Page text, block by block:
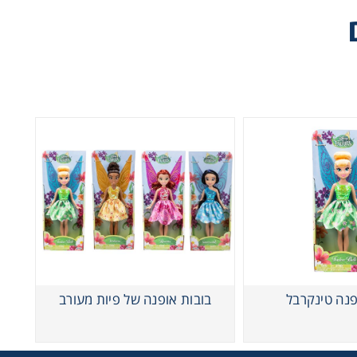
טינקרבל בובות אופנה של פיות מעורב